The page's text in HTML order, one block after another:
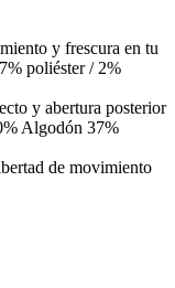
y frescura en tu
poliéster / 2%
y abertura posterior
Algodón 37%
de movimiento